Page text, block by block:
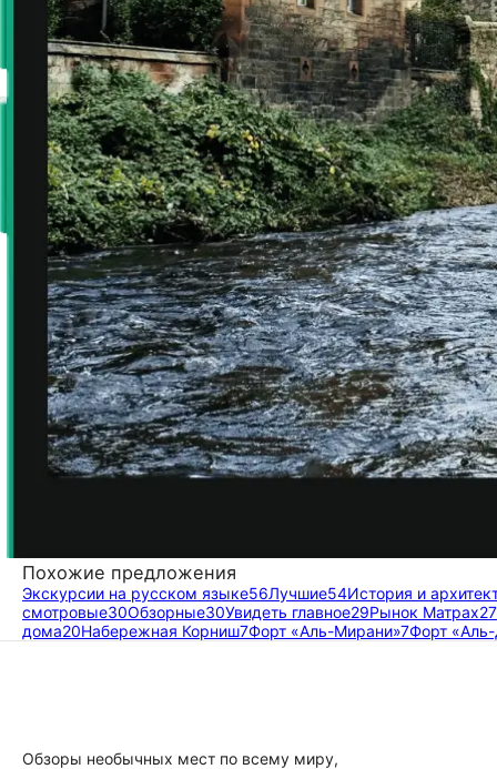
Похожие предложения
Экскурсии на русском языке56Лучшие54История и
смотровые30Обзорные30Увидеть главное29Рынок Матрах27
дома20Набережная Корниш7Форт «Аль-Мирани»7Форт
Обзоры необычных мест по всему миру,